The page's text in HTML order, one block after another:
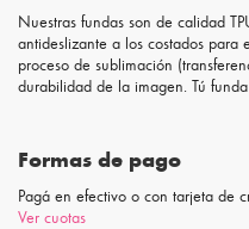
Nuestras fundas son de calidad
antideslizante a los costados para
proceso de sublimación
durabilidad de la imagen. Tú
Formas de pago
Pagá en efectivo o con tarjeta de
Ver cuotas